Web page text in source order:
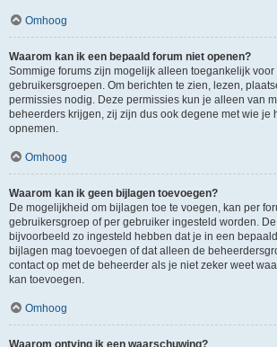
Omhoog
Waarom kan ik een bepaald forum niet openen?
Sommige forums zijn mogelijk alleen toegankelijk
gebruikersgroepen. Om berichten te zien, lezen,
permissies nodig. Deze permissies kun je alleen van
beheerders krijgen, zij zijn dus ook degene met wie je
opnemen.
Omhoog
Waarom kan ik geen bijlagen toevoegen?
De mogelijkheid om bijlagen toe te voegen, kan per
gebruikersgroep of per gebruiker ingesteld worden.
bijvoorbeeld zo ingesteld hebben dat je in een
bijlagen mag toevoegen of dat alleen de
contact op met de beheerder als je niet zeker weet
kan toevoegen.
Omhoog